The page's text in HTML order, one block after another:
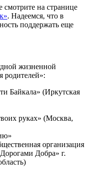
на странице
. Надеемся, что в
поддержать еще
жизненной
родителей»:
Байкала» (Иркутская
руках» (Москва,
организация
Добра» г.